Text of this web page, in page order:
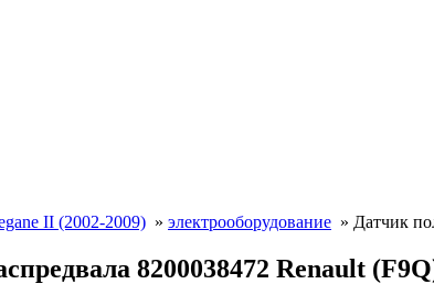
II (2002-2009) » электрооборудование » Датчик
8200038472 Renault